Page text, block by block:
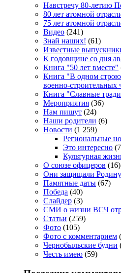
Навстречу 80-летию
80 лет атомной
75 лет атомной
Видео (241)
Знай наших! (61)
Известные
К годовщине со дня
Книга "50 лет вместе"
Книга "В одном
военно-строительных
Книга "Славные
Мероприятия (36)
Нам пишут (24)
Наши родители (6)
Новости (1 259)
Региональные
Это интересно
Культурная
О союзе офицеров (16)
Они защищали Родину
Памятные даты (67)
Победа (40)
Слайдер (3)
СМИ о жизни ВСЧ
Статьи (259)
Фото (105)
Фото с комментарием
Чернобыльские будни
Честь имею (59)